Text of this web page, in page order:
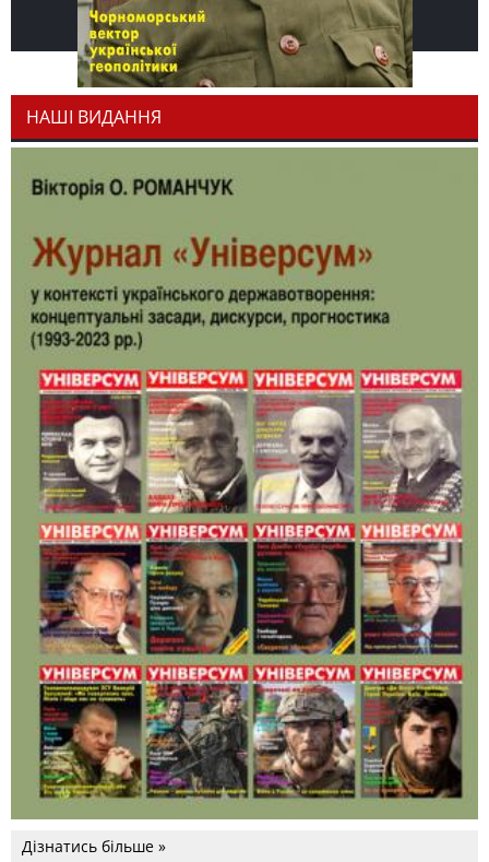
НАШІ ВИДАННЯ
Дізнатись більше »